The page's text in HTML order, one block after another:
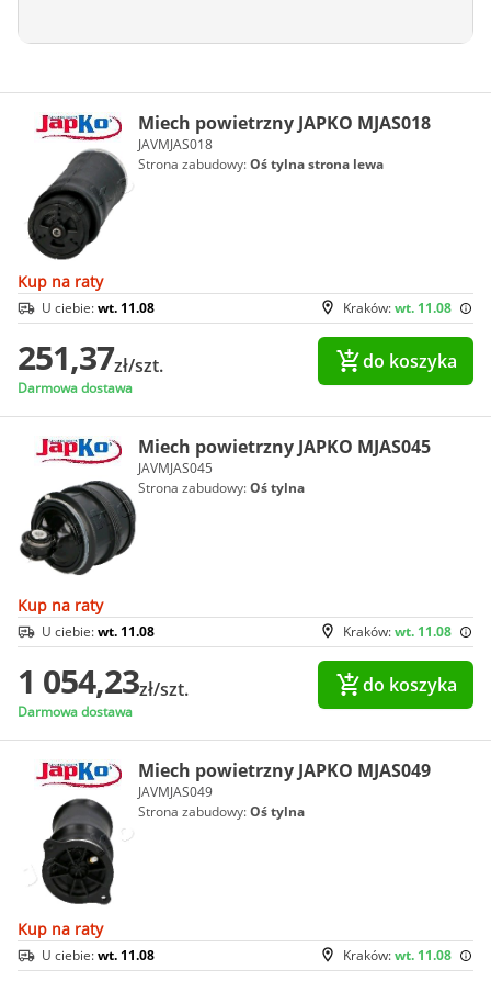
Miech powietrzny JAPKO MJAS018
JAVMJAS018
Strona zabudowy:Oś tylna strona lewa
Kup na raty
Kraków:wt. 11.08
U ciebie:wt. 11.08
251,37zł/szt.
Darmowa dostawa
do koszyka
Miech powietrzny JAPKO MJAS045
JAVMJAS045
Strona zabudowy:Oś tylna
Kup na raty
Kraków:wt. 11.08
U ciebie:wt. 11.08
1 054,23zł/szt.
Darmowa dostawa
do koszyka
Miech powietrzny JAPKO MJAS049
JAVMJAS049
Strona zabudowy:Oś tylna
Kup na raty
Kraków:wt. 11.08
U ciebie:wt. 11.08